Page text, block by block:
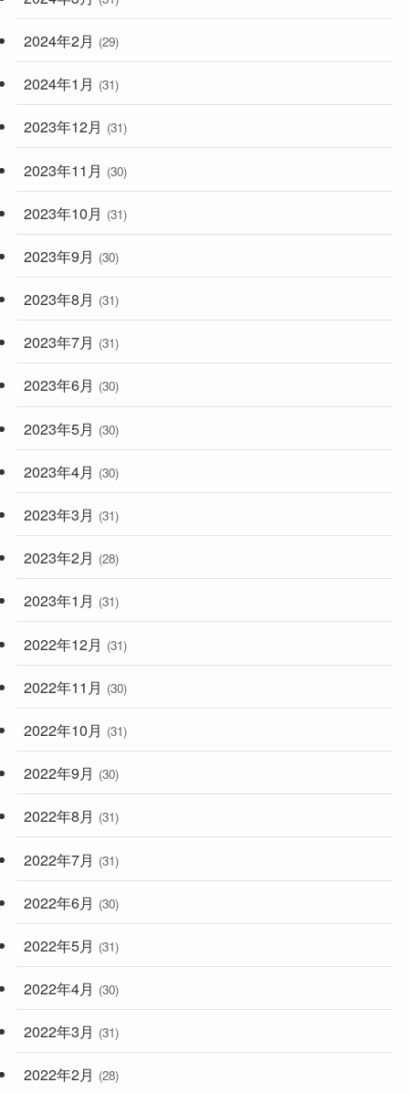
2024年2月 (29)
2024年1月 (31)
2023年12月 (31)
2023年11月 (30)
2023年10月 (31)
2023年9月 (30)
2023年8月 (31)
2023年7月 (31)
2023年6月 (30)
2023年5月 (30)
2023年4月 (30)
2023年3月 (31)
2023年2月 (28)
2023年1月 (31)
2022年12月 (31)
2022年11月 (30)
2022年10月 (31)
2022年9月 (30)
2022年8月 (31)
2022年7月 (31)
2022年6月 (30)
2022年5月 (31)
2022年4月 (30)
2022年3月 (31)
2022年2月 (28)